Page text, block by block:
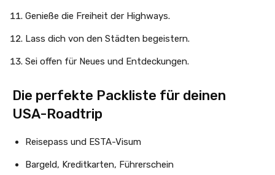
Genieße die Freiheit der Highways.
Lass dich von den Städten begeistern.
Sei offen für Neues und Entdeckungen.
Die perfekte Packliste für deinen
USA-Roadtrip
Reisepass und ESTA-Visum
Bargeld, Kreditkarten, Führerschein